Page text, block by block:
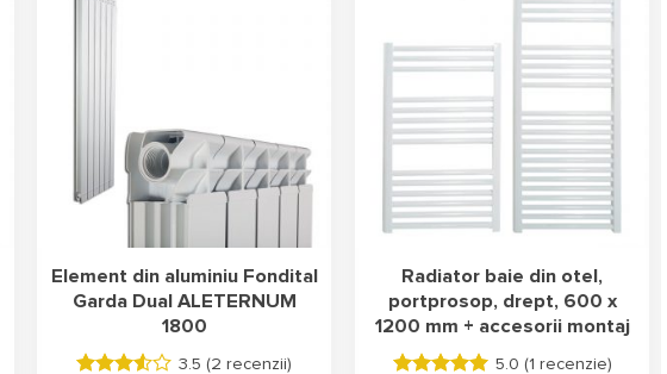
Element din aluminiu Fondital
Garda Dual ALETERNUM
1800
3.5 (2 recenzii)
Radiator baie din otel,
portprosop, drept, 600 x
1200 mm + accesorii montaj
5.0 (1 recenzie)